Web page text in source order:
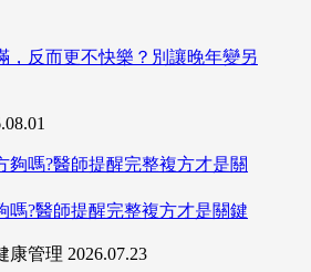
，反而更不快樂？別讓晚年變另
嗎?醫師提醒完整複方才是關鍵
康管理 2026.07.23